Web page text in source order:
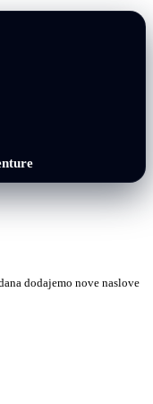
dodajemo nove naslove